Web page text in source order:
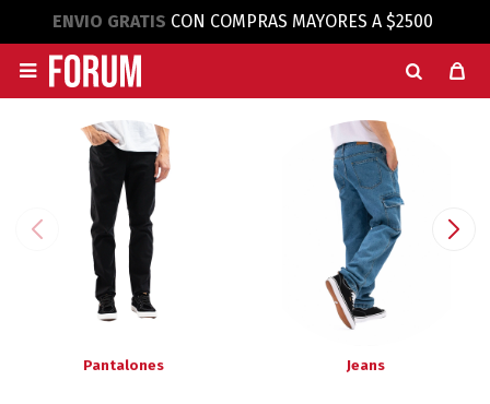
ENVIO GRATIS CON COMPRAS MAYORES A $2500

Pantalones Jeans